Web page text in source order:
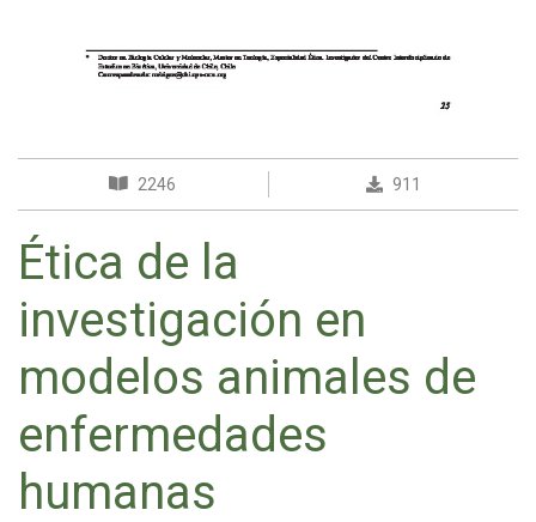
2246 911
Ética de la
investigación en
modelos animales de
enfermedades
humanas